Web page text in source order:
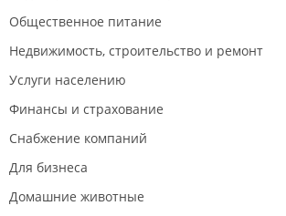
Общественное питание
Недвижимость, строительство и ремонт
Услуги населению
Финансы и страхование
Снабжение компаний
Для бизнеса
Домашние животные